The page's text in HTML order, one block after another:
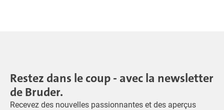
Restez dans le coup - avec la newsletter
de Bruder.
Recevez des nouvelles passionnantes et des aperçus